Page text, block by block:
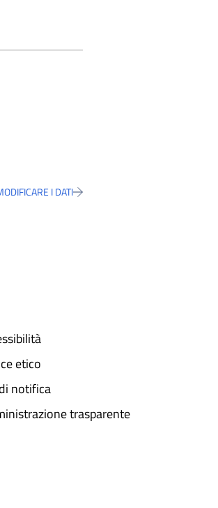
I DATI
etico
notifica
trasparente